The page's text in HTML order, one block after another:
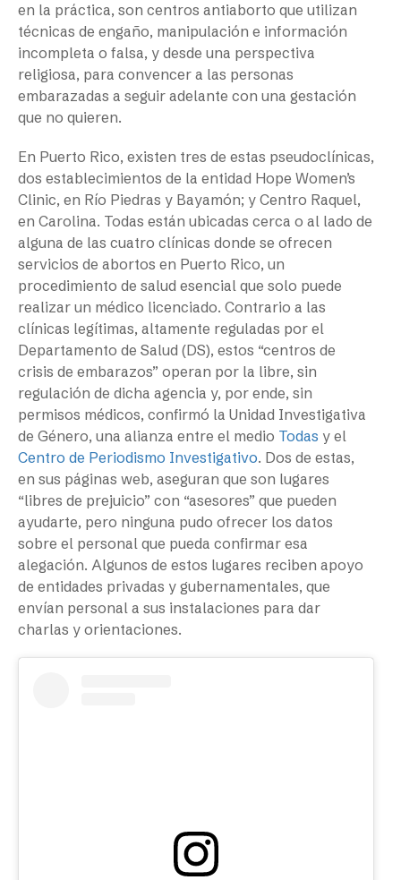
en la práctica, son centros antiaborto que utilizan
técnicas de engaño, manipulación e información
incompleta o falsa, y desde una perspectiva
religiosa, para convencer a las personas
embarazadas a seguir adelante con una gestación
que no quieren.
En Puerto Rico, existen tres de estas pseudoclínicas,
dos establecimientos de la entidad Hope Women’s
Clinic, en Río Piedras y Bayamón; y Centro Raquel,
en Carolina. Todas están ubicadas cerca o al lado de
alguna de las cuatro clínicas donde se ofrecen
servicios de abortos en Puerto Rico, un
procedimiento de salud esencial que solo puede
realizar un médico licenciado. Contrario a las
clínicas legítimas, altamente reguladas por el
Departamento de Salud (DS), estos “centros de
crisis de embarazos” operan por la libre, sin
regulación de dicha agencia y, por ende, sin
permisos médicos, confirmó la Unidad Investigativa
de Género, una alianza entre el medio Todas y el
Centro de Periodismo Investigativo. Dos de estas,
en sus páginas web, aseguran que son lugares
“libres de prejuicio” con “asesores” que pueden
ayudarte, pero ninguna pudo ofrecer los datos
sobre el personal que pueda confirmar esa
alegación. Algunos de estos lugares reciben apoyo
de entidades privadas y gubernamentales, que
envían personal a sus instalaciones para dar
charlas y orientaciones.